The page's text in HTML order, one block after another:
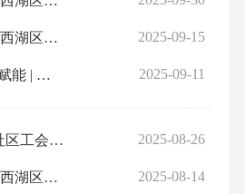
尝鲜·东西湖丨东西湖区2025年9月下旬文旅体活动预告 2025-09-15
以法为盾 益“新”赋能 | 东西湖区妇联巾帼维权讲座走进“三新”领域 2025-09-11
基层动态 | 花城社区工会开展《继承法》专题法律知识讲座 2025-08-26
尝鲜·东西湖丨东西湖区2025年8月下旬文旅体活动预告 2025-08-14